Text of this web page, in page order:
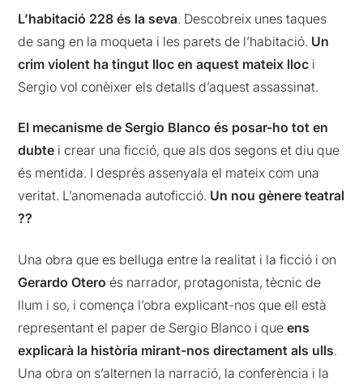
L’habitació 228 és la seva. Descobreix unes taques
de sang en la moqueta i les parets de l’habitació. Un
crim violent ha tingut lloc en aquest mateix lloc i
Sergio vol conèixer els detalls d’aquest assassinat.
El mecanisme de Sergio Blanco és posar-ho tot en
dubte i crear una ficció, que als dos segons et diu que
és mentida. I després assenyala el mateix com una
veritat. L’anomenada autoficció. Un nou gènere teatral
??
Una obra que es belluga entre la realitat i la ficció i on
Gerardo Otero és narrador, protagonista, tècnic de
llum i so, i comença l’obra explicant-nos que ell està
representant el paper de Sergio Blanco i queens
explicarà la història mirant-nos directament als ulls.
Una obra on s’alternen la narració, la conferència i la